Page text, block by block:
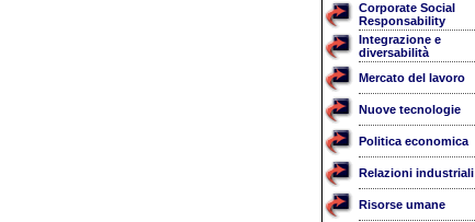
Corporate Social
Responsability
Integrazione e
diversabilità
Mercato del lavoro
Nuove tecnologie
Politica economica
Relazioni industriali
Risorse umane